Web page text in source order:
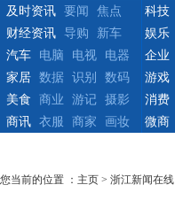
及时资讯 要闻
焦点
财经资讯
导购 新车
科技
娱乐
汽车
电脑 电视
电器
家居
数据 识别 数码
企业
游戏
美食
商业 游记
摄影
商讯
衣服 商家 画妆
消费
微商
您当前的位置 ： 主页 > 浙江新闻在线